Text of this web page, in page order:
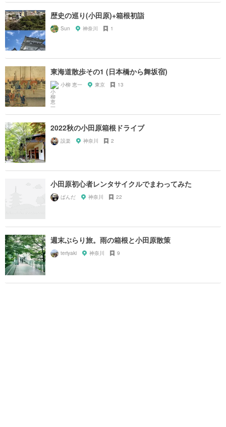
歴史の巡り(小田原)+箱根初詣
Sun 神奈川 1
東海道散歩その1 (日本橋から舞坂宿)
小柳 恵一 東京 13
2022秋の小田原箱根ドライブ
設楽 神奈川 2
小田原初心者レンタサイクルでまわってみた
ぱんだ 神奈川 22
週末ぶらり旅。雨の箱根と小田原散策
teriyaki 神奈川 9